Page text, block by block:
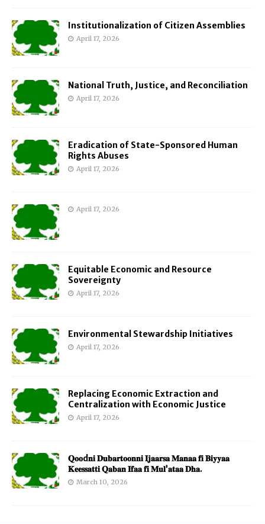
Institutionalization of Citizen Assemblies
April 17, 2026
National Truth, Justice, and Reconciliation
April 17, 2026
Eradication of State-Sponsored Human
Rights Abuses
April 17, 2026
April 17, 2026
Equitable Economic and Resource
Sovereignty
April 17, 2026
Environmental Stewardship Initiatives
April 17, 2026
Replacing Economic Extraction and
Centralization with Economic Justice
April 17, 2026
𝐐𝐨𝐨d𝐧𝐢 𝐃𝐮𝐛𝐚𝐫𝐭𝐨𝐨𝐧𝐧𝐢 𝐈𝐣𝐚𝐚𝐫𝐬𝐚 𝐌𝐚𝐧𝐚𝐚 𝐟𝐢 𝐁𝐢𝐲𝐲𝐚𝐚
𝐊𝐞𝐞𝐬𝐬𝐚𝐭𝐭𝐢 𝐐𝐚𝐛𝐚𝐧 𝐈𝐟𝐚𝐚 𝐟𝐢 𝐌𝐮𝐥’𝐚𝐭𝐚𝐚 𝐃𝐡𝐚.
March 10, 2026